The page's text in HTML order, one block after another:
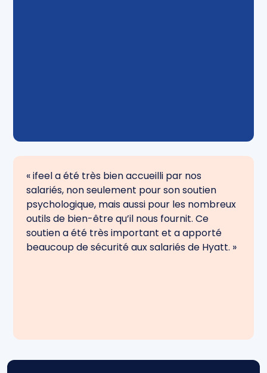
« ifeel a été très bien accueilli par nos
salariés, non seulement pour son soutien
psychologique, mais aussi pour les nombreux
outils de bien-être qu’il nous fournit. Ce
soutien a été très important et a apporté
beaucoup de sécurité aux salariés de Hyatt. »